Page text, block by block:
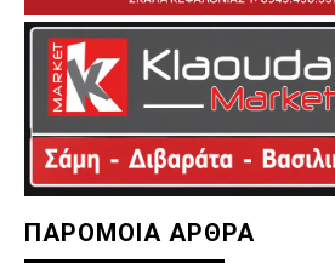
ΠΑΡΟΜΟΙΑ ΑΡΘΡΑ